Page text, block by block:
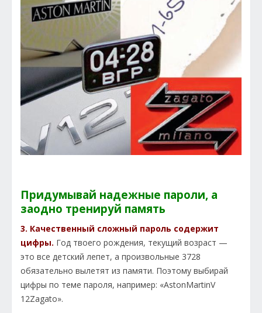
Придумывай надежные пароли, а
заодно тренируй память
3. Качественный сложный пароль содержит
цифры. Год твоего рождения, текущий возраст —
это все детский лепет, а произвольные 3728
обязательно вылетят из памяти. Поэтому выбирай
цифры по теме пароля, например: «AstonMartinV
12Zagato».